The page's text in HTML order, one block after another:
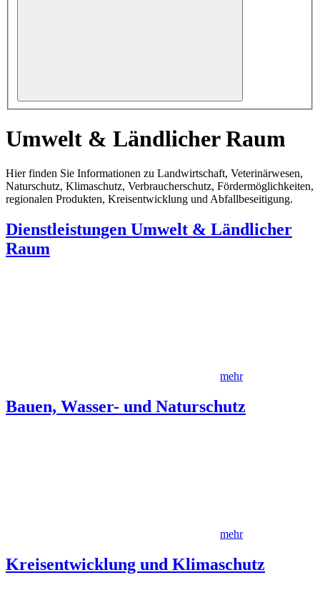
Umwelt & Ländlicher Raum
Hier finden Sie Informationen zu Landwirtschaft, Veterinärwesen,
Naturschutz, Klimaschutz, Verbraucherschutz, Fördermöglichkeiten,
regionalen Produkten, Kreisentwicklung und Abfallbeseitigung.
Dienstleistungen Umwelt & Ländlicher
Raum
mehr
Bauen, Wasser- und Naturschutz
mehr
Kreisentwicklung und Klimaschutz